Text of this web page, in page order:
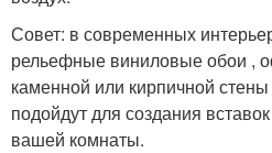
Совет: в современных
рельефные виниловые обои ,
каменной или кирпичной
подойдут для создания
вашей комнаты.